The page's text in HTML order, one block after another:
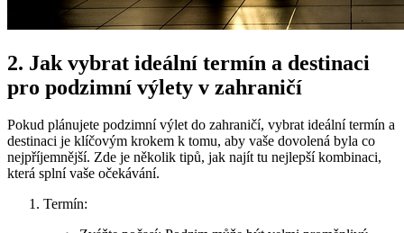
2. Jak‌ vybrat ideální termín a destinaci
pro podzimní výlety v zahraničí
Pokud plánujete podzimní⁤ výlet do zahraničí, vybrat ideální ‌termín ⁢a
destinaci je klíčovým krokem k tomu, aby vaše dovolená byla co
nejpříjemnější. Zde je​ několik tipů, ⁢jak ⁤najít tu nejlepší kombinaci,
která splní vaše ‌očekávání.
Termín: